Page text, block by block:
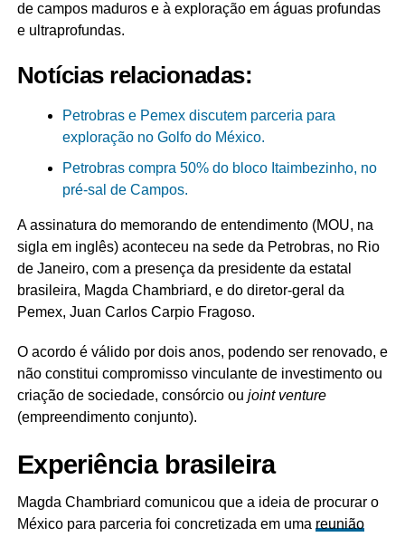
de campos maduros e à exploração em águas profundas
e ultraprofundas.
Notícias relacionadas:
Petrobras e Pemex discutem parceria para
exploração no Golfo do México.
Petrobras compra 50% do bloco Itaimbezinho, no
pré-sal de Campos.
A assinatura do memorando de entendimento (MOU, na
sigla em inglês) aconteceu na sede da Petrobras, no Rio
de Janeiro, com a presença da presidente da estatal
brasileira, Magda Chambriard, e do diretor-geral da
Pemex, Juan Carlos Carpio Fragoso.
O acordo é válido por dois anos, podendo ser renovado, e
não constitui compromisso vinculante de investimento ou
criação de sociedade, consórcio ou joint venture
(empreendimento conjunto).
Experiência brasileira
Magda Chambriard comunicou que a ideia de procurar o
México para parceria foi concretizada em uma reunião